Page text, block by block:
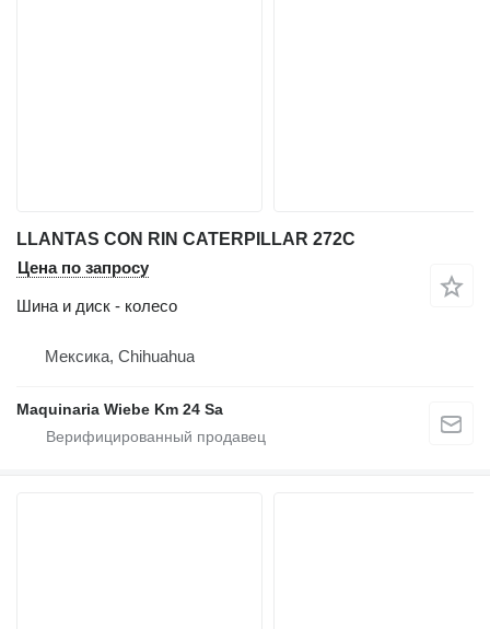
LLANTAS CON RIN CATERPILLAR 272C
Цена по запросу
Шина и диск - колесо
Мексика, Chihuahua
Maquinaria Wiebe Km 24 Sa